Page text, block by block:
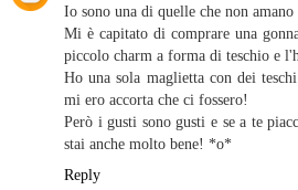
Io sono una di quelle che non
Mi è capitato di comprare una
piccolo charm a forma di teschio e
Ho una sola maglietta con dei
mi ero accorta che ci fossero!
Però i gusti sono gusti e se a te
stai anche molto bene! *o*
Reply